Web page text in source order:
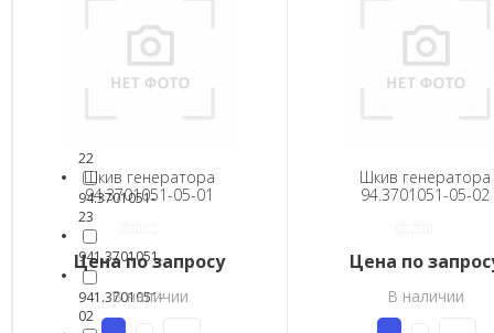
94.3701051-
22
94.3701051-
23
941.3701051
941.3701051-
02
Шкив генератора
94.3701051-05-01
Цена по запросу
В наличии
Шкив генератора
94.3701051-05-02
Цена по
В наличии